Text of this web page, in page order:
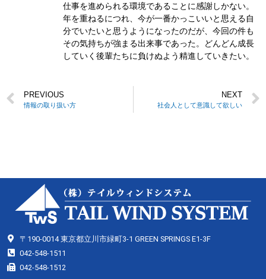
仕事を進められる環境であることに感謝しかない。
年を重ねるにつれ、今が一番かっこいいと思える自
分でいたいと思うようになったのだが、今回の件も
その気持ちが強まる出来事であった。どんどん成長
していく後輩たちに負けぬよう精進していきたい。
PREVIOUS
情報の取り扱い方
NEXT
社会人として意識して欲しい
〒190-0014 東京都立川市緑町3-1 GREEN SPRINGS E1-3F
042-548-1511
042-548-1512